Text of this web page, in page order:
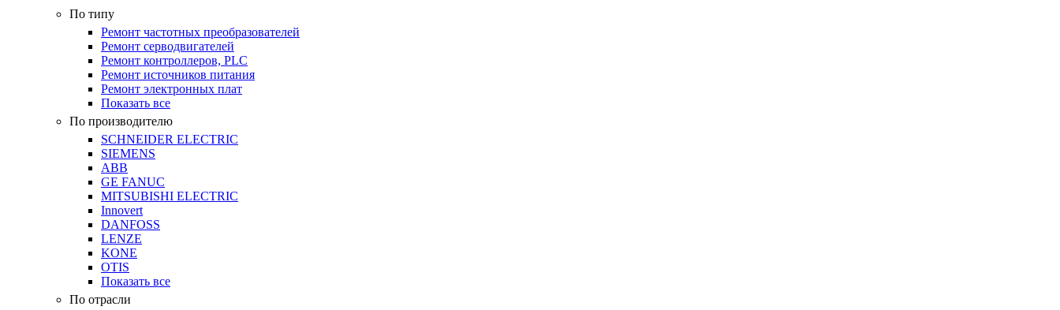
По типу
Ремонт частотных преобразователей
Ремонт серводвигателей
Ремонт контроллеров, PLC
Ремонт источников питания
Ремонт электронных плат
Показать все
По производителю
SCHNEIDER ELECTRIC
SIEMENS
ABB
GE FANUC
MITSUBISHI ELECTRIC
Innovert
DANFOSS
LENZE
KONE
OTIS
Показать все
По отрасли